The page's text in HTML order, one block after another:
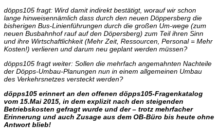
döpps105 fragt: Wird damit indirekt bestätigt, worauf wir schon
lange hinweisennämlich dass durch den neuen Döppersberg die
bisherigen Bus-Linienführungen durch die großen Um-wege (zum
neuen Busbahnhof rauf auf den Döpersberg) zum Teil ihren Sinn
und ihre Wirtschaftlichkeit (Mehr Zeit, Ressourcen, Personal = Mehr
Kosten!) verlieren und darum neu geplant werden müssen?
döpps105 fragt weiter: Sollen die mehrfach angemahnten Nachteile
der Döpps-Umbau-Planungen nun in einem allgemeinen Umbau
des Verkehrsnetzes versteckt werden?
döpps105 erinnert an den offenen döpps105-Fragenkatalog
vom 15.Mai 2015, in dem explizit nach den steigenden
Betriebskosten gefragt wurde und der – trotz mehrfacher
Erinnerung und auch Zusage aus dem OB-Büro bis heute ohne
Antwort blieb!